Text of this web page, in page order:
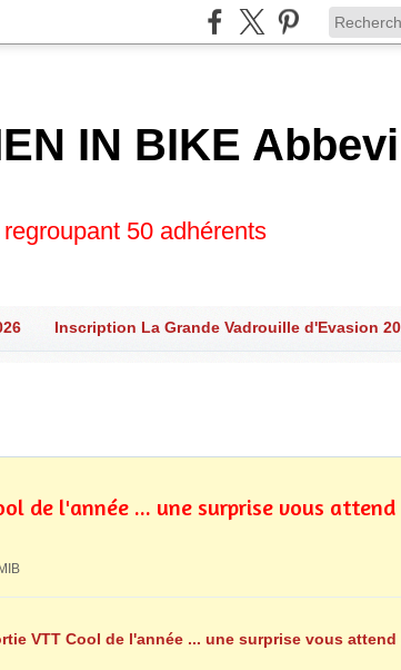
IN BIKE
50 adhérents
Inscription La Grande Vadrouille d'Evasion
de l'année ... une surprise vous attend